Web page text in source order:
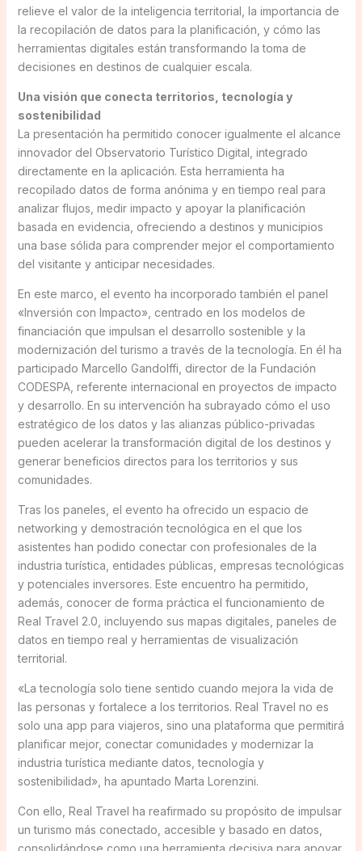
relieve el valor de la inteligencia territorial, la importancia de
la recopilación de datos para la planificación, y cómo las
herramientas digitales están transformando la toma de
decisiones en destinos de cualquier escala.
Una visión que conecta territorios, tecnología y
sostenibilidad
La presentación ha permitido conocer igualmente el alcance
innovador del Observatorio Turístico Digital, integrado
directamente en la aplicación. Esta herramienta ha
recopilado datos de forma anónima y en tiempo real para
analizar flujos, medir impacto y apoyar la planificación
basada en evidencia, ofreciendo a destinos y municipios
una base sólida para comprender mejor el comportamiento
del visitante y anticipar necesidades.
En este marco, el evento ha incorporado también el panel
«Inversión con Impacto», centrado en los modelos de
financiación que impulsan el desarrollo sostenible y la
modernización del turismo a través de la tecnología. En él ha
participado Marcello Gandolffi, director de la Fundación
CODESPA, referente internacional en proyectos de impacto
y desarrollo. En su intervención ha subrayado cómo el uso
estratégico de los datos y las alianzas público-privadas
pueden acelerar la transformación digital de los destinos y
generar beneficios directos para los territorios y sus
comunidades.
Tras los paneles, el evento ha ofrecido un espacio de
networking y demostración tecnológica en el que los
asistentes han podido conectar con profesionales de la
industria turística, entidades públicas, empresas tecnológicas
y potenciales inversores. Este encuentro ha permitido,
además, conocer de forma práctica el funcionamiento de
Real Travel 2.0, incluyendo sus mapas digitales, paneles de
datos en tiempo real y herramientas de visualización
territorial.
«La tecnología solo tiene sentido cuando mejora la vida de
las personas y fortalece a los territorios. Real Travel no es
solo una app para viajeros, sino una plataforma que permitirá
planificar mejor, conectar comunidades y modernizar la
industria turística mediante datos, tecnología y
sostenibilidad», ha apuntado Marta Lorenzini.
Con ello, Real Travel ha reafirmado su propósito de impulsar
un turismo más conectado, accesible y basado en datos,
consolidándose como una herramienta decisiva para apoyar